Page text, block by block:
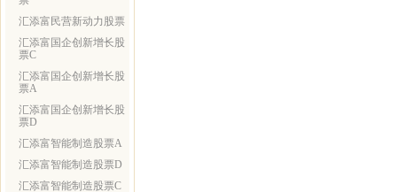
汇添富民营新动力股票
汇添富国企创新增长股
票C
汇添富国企创新增长股
票A
汇添富国企创新增长股
票D
汇添富智能制造股票A
汇添富智能制造股票D
汇添富智能制造股票C